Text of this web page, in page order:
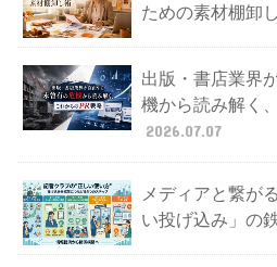
ための素材棚卸
出版・書店業界
機から読み解く
2026.07.07
メディアと繋が
い投げ込み」の